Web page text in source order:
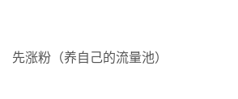
先涨粉（养自己的流量池）